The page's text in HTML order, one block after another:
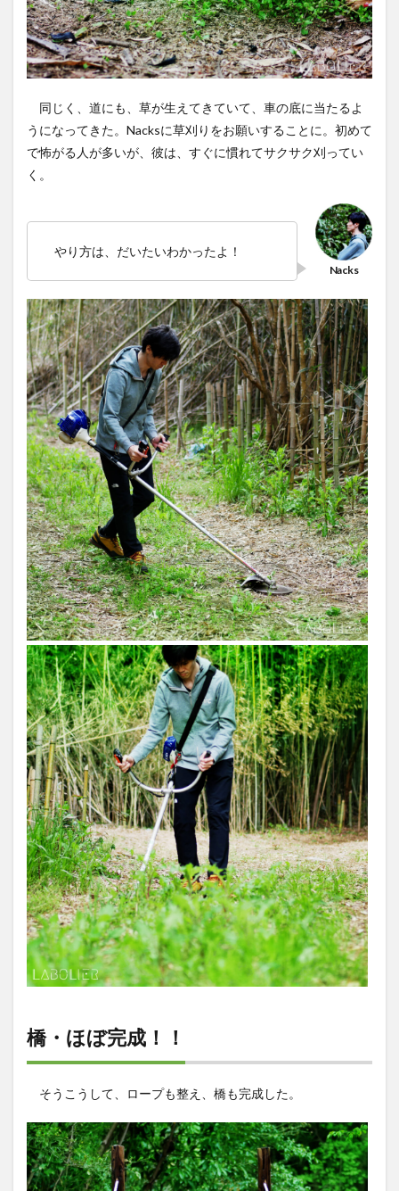
同じく、道にも、草が生えてきていて、車の底に当たるよ
うになってきた。Nacksに草刈りをお願いすることに。初めて
で怖がる人が多いが、彼は、すぐに慣れてサクサク刈ってい
く。
やり方は、だいたいわかったよ！
橋・ほぼ完成！！
そうこうして、ロープも整え、橋も完成した。